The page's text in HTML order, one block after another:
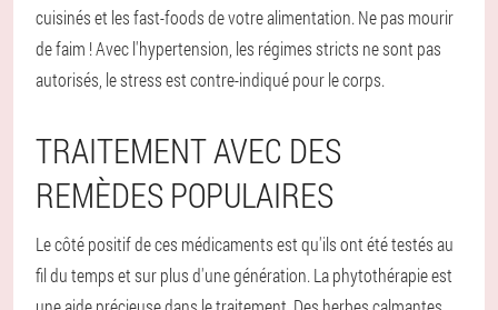
cuisinés et les fast-foods de votre alimentation. Ne pas mourir
de faim ! Avec l'hypertension, les régimes stricts ne sont pas
autorisés, le stress est contre-indiqué pour le corps.
TRAITEMENT AVEC DES
REMÈDES POPULAIRES
Le côté positif de ces médicaments est qu'ils ont été testés au
fil du temps et sur plus d'une génération. La phytothérapie est